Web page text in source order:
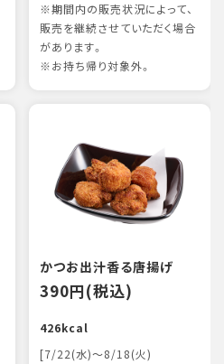
※期間内の販売状況によって、
販売を継続させていただく場合
があります。
※お持ち帰り対象外。
かつお出汁香る唐揚げ
390円(税込)
426kcal
[7/22(水)～8/18(火)